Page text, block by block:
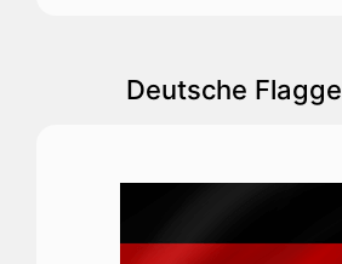
Deutsche Flagge